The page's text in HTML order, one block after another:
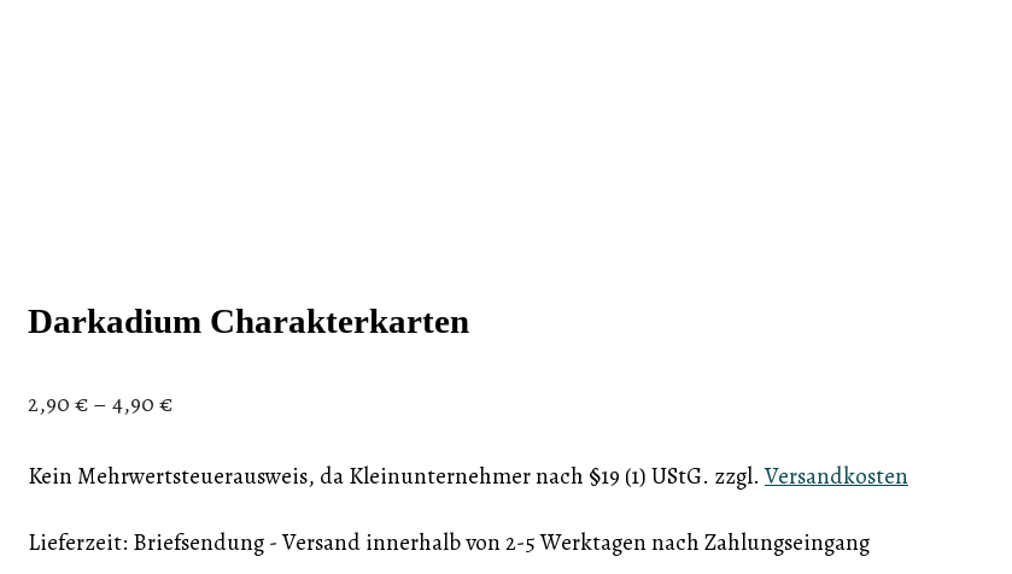
Darkadium Charakterkarten
2,90€–4,90€
Kein Mehrwertsteuerausweis, da Kleinunternehmer nach §19 (1) UStG. zzgl.Versandkosten
Lieferzeit: Briefsendung - Versand innerhalb von 2-5 Werktagen nach Zahlungseingang